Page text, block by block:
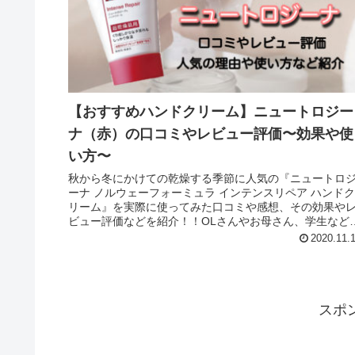
【おすすめハンドクリーム】ニュートロジー
ナ（赤）の口コミやレビュー評価〜効果や使
い方〜
秋から冬にかけての乾燥する季節に人気の『ニュートロジ
ーナ ノルウェーフォーミュラ インテンスリペア ハンドク
リーム』を実際に使ってみた口コミや感想、その効果やレ
ビュー評価などを紹介！！OLさんやお母さん、学生など
スポ